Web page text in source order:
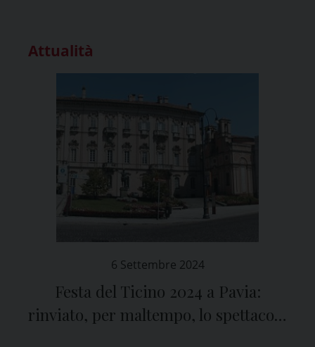
Attualità
6 Settembre 2024
Festa del Ticino 2024 a Pavia:
rinviato, per maltempo, lo spettacolo